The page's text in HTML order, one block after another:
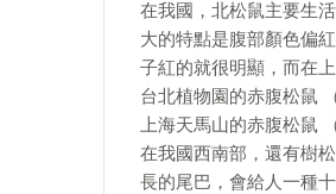
在我國，北松鼠主要生
大的特點是腹部顏色偏
子紅的就很明顯，而在
台北植物園的赤腹松鼠
上海天馬山的赤腹松鼠
在我國西南部，還有樹
長的尾巴，會給人一種